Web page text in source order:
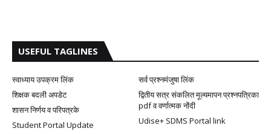
USEFUL TAGLINES
स्वाध्याय उपक्रम लिंक
सर्व प्रश्नमंजुषा लिंक
शिक्षक बदली अपडेट
द्वितीय सत्र संकलित मूल्यमापन प्रश्नपत्रिका
pdf व वर्णात्मक नोंदी
शासन निर्णय व परिपत्रके
Udise+ SDMS Portal link
Student Portal Update